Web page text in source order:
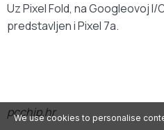
Uz Pixel Fold, na Googleovoj
predstavljen i Pixel 7a.
pcchip.hr
We use cookies to personalise